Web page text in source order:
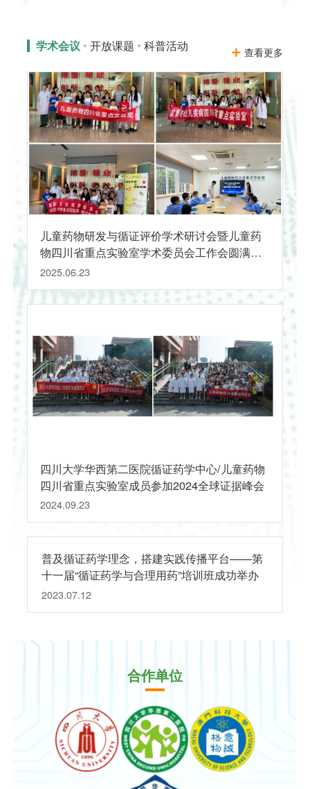
学术会议 开放课题 科普活动 查看更多
儿童药物研发与循证评价学术研讨会暨儿童药
物四川省重点实验室学术委员会工作会圆满举
办
2025.06.23
四川大学华西第二医院循证药学中心/儿童药物
四川省重点实验室成员参加2024全球证据峰会
2024.09.23
普及循证药学理念，搭建实践传播平台——第
十一届“循证药学与合理用药”培训班成功举办
2023.07.12
合作单位